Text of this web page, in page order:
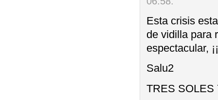
Esta crisis
de vidilla para
espectacular,
Salu2
TRES SOLES